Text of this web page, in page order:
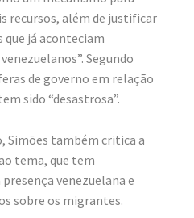
recursos, além de justificar
que já aconteciam
Segundo
de governo em relação
sido “desastrosa”.
Simões também critica a
tema, que tem
venezuelana e
sobre os migrantes.